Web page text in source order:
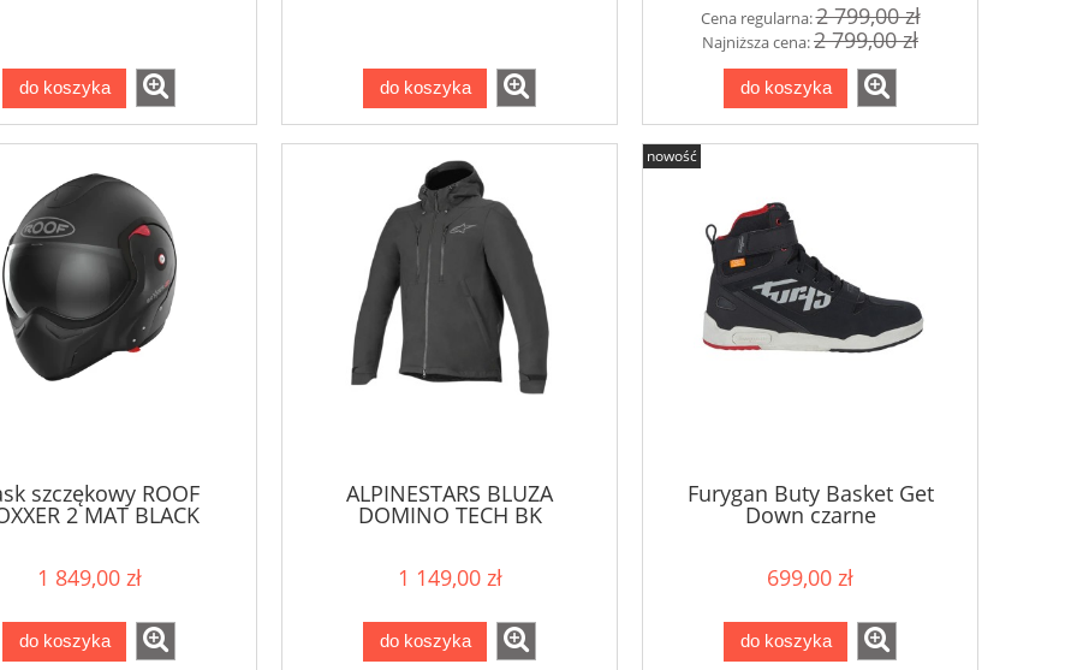
do koszyka do koszyka
Cena regularna:2 799,00 zł
Najniższa cena:2 799,00 zł
do koszyka
szczękowy ROOF
2 MAT BLACK
1 849,00 zł
do koszyka
ALPINESTARS BLUZA
DOMINO TECH BK
1 149,00 zł
do koszyka
Furygan Buty Basket Get
Down czarne
699,00 zł
do koszyka
nowość